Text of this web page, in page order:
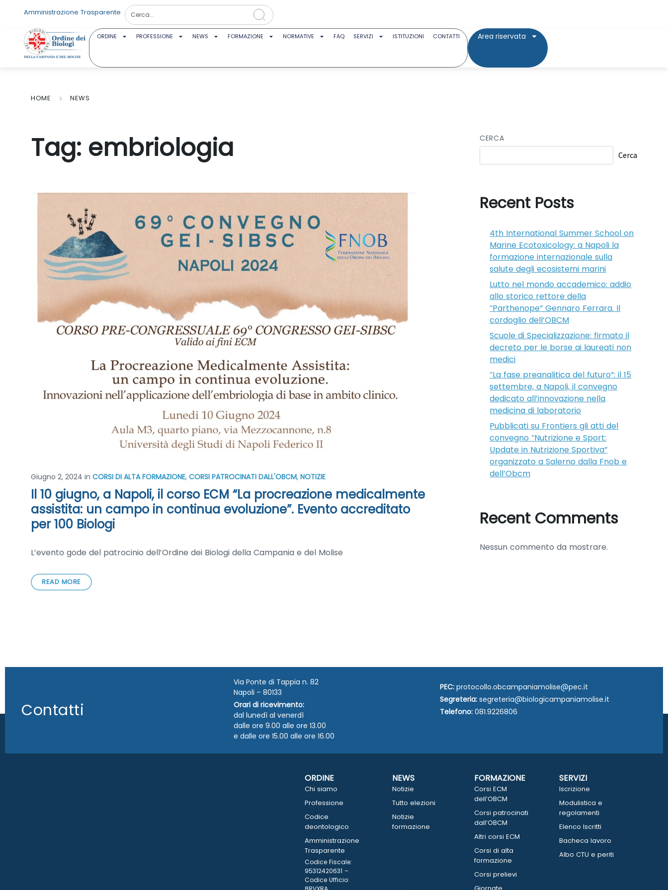
Amministrazione Trasparente
ORDINE PROFESSIONE NEWS FORMAZIONE NORMATIVE FAQ SERVIZI ISTITUZIONI CONTATTI Area riservata
HOME NEWS
Tag: embriologia
Giugno 2, 2024 in CORSI DI ALTA FORMAZIONE, CORSI PATROCINATI DALL'OBCM, NOTIZIE
Il 10 giugno, a Napoli, il corso ECM “La procreazione medicalmente
assistita: un campo in continua evoluzione”. Evento accreditato
per 100 Biologi
L’evento gode del patrocinio dell’Ordine dei Biologi della Campania e del Molise
READ MORE
CERCA
Cerca
Recent Posts
4th International Summer School on
Marine Ecotoxicology: a Napoli la
formazione internazionale sulla
salute degli ecosistemi marini
Lutto nel mondo accademico: addio
allo storico rettore della
“Parthenope” Gennaro Ferrara. Il
cordoglio dell’OBCM
Scuole di Specializzazione: firmato il
decreto per le borse ai laureati non
medici
“La fase preanalitica del futuro”: il 15
settembre, a Napoli, il convegno
dedicato all’innovazione nella
medicina di laboratorio
Pubblicati su Frontiers gli atti del
convegno “Nutrizione e Sport:
Update in Nutrizione Sportiva”
organizzato a Salerno dalla Fnob e
dell’Obcm
Recent Comments
Nessun commento da mostrare.
Contatti
Via Ponte di Tappia n. 82
Napoli – 80133
Orari di ricevimento:
dal lunedì al venerdì
dalle ore 9.00 alle ore 13.00
e dalle ore 15.00 alle ore 16.00
PEC: protocollo.obcampaniamolise@pec.it
Segreteria: segreteria@biologicampaniamolise.it
Telefono: 081.9226806
ORDINE
Chi siamo
Professione
Codice
deontologico
Amministrazione
Trasparente
Codice Fiscale:
95312420631 –
Codice Ufficio:
NEWS
Notizie
Tutto elezioni
Notizie
formazione
FORMAZIONE
Corsi ECM
dell’OBCM
Corsi patrocinati
dall’OBCM
Altri corsi ECM
Corsi di alta
formazione
Corsi prelievi
SERVIZI
Iscrizione
Modulistica e
regolamenti
Elenco Iscritti
Bacheca lavoro
Albo CTU e periti